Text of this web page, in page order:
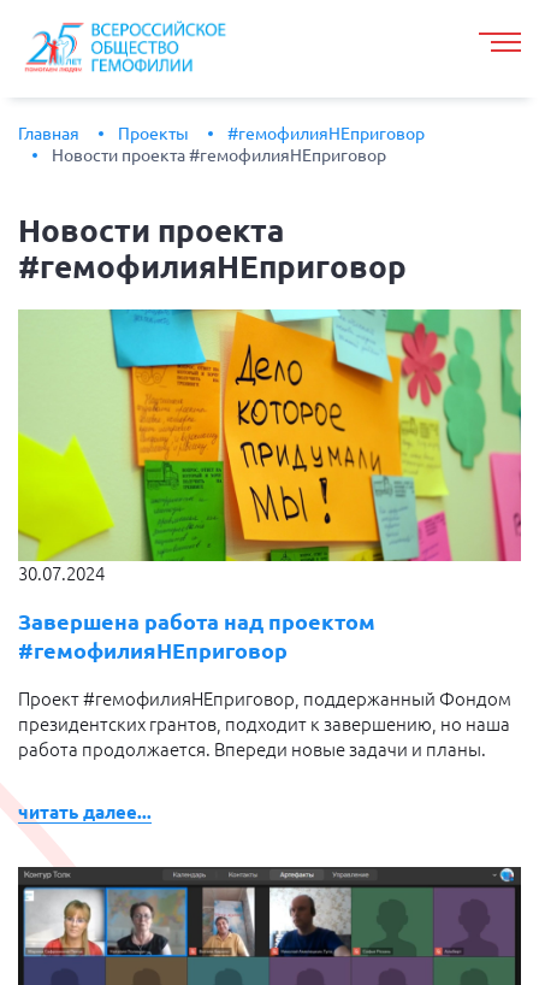
Главная Проекты
#гемофилияНЕприговор
Новости проекта #гемофилияНЕприговор
Новости проекта
#гемофилияНЕприговор
30.07.2024
Завершена работа над проектом
#гемофилияНЕприговор
Проект #гемофилияНЕприговор, поддержанный Фондом
президентских грантов, подходит к завершению, но наша
работа продолжается. Впереди новые задачи и планы.
читать далее...